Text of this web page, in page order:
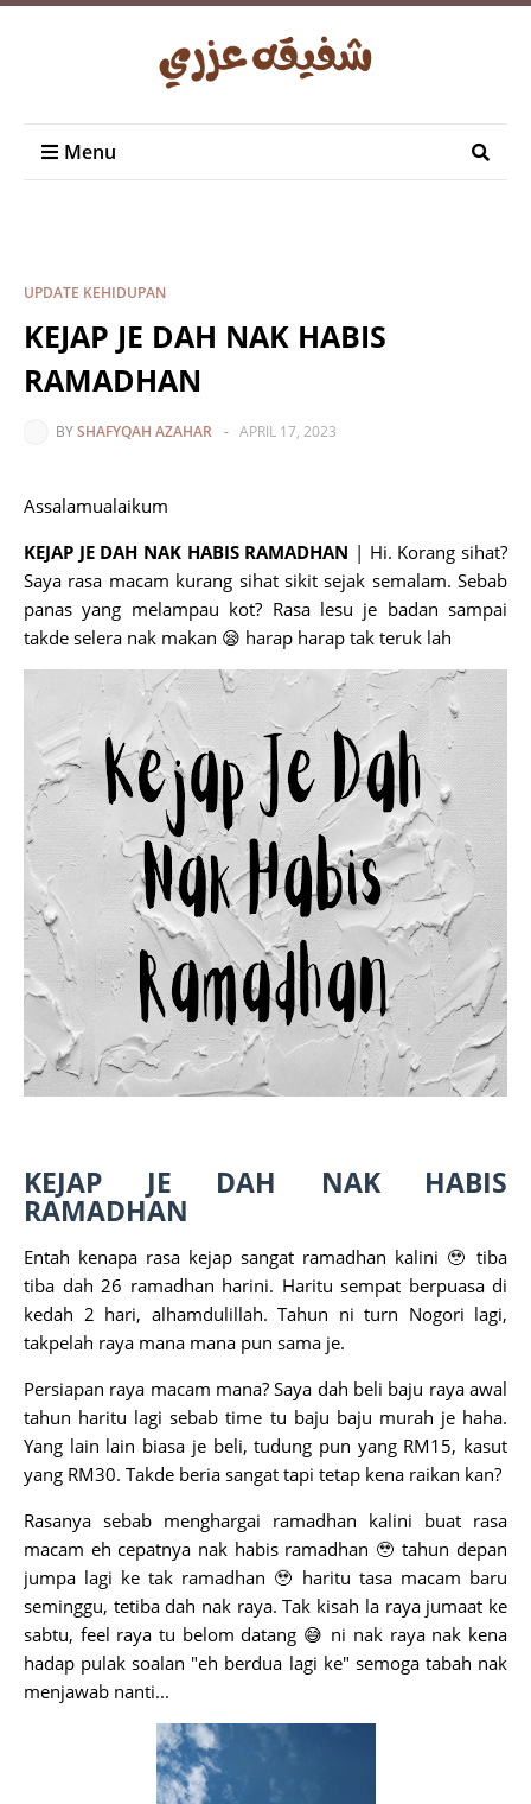
Menu
UPDATE KEHIDUPAN
KEJAP JE DAH NAK HABIS
RAMADHAN
BYSHAFYQAH AZAHAR - APRIL 17, 2023
Assalamualaikum
KEJAP JE DAH NAK HABIS RAMADHAN | Hi. Korang sihat?
Saya rasa macam kurang sihat sikit sejak semalam. Sebab
panas yang melampau kot? Rasa lesu je badan sampai
takde selera nak makan 😪 harap harap tak teruk lah
KEJAP JE DAH NAK HABIS
RAMADHAN
Entah kenapa rasa kejap sangat ramadhan kalini 🥹 tiba
tiba dah 26 ramadhan harini. Haritu sempat berpuasa di
kedah 2 hari, alhamdulillah. Tahun ni turn Nogori lagi,
takpelah raya mana mana pun sama je.
Persiapan raya macam mana? Saya dah beli baju raya awal
tahun haritu lagi sebab time tu baju baju murah je haha.
Yang lain lain biasa je beli, tudung pun yang RM15, kasut
yang RM30. Takde beria sangat tapi tetap kena raikan kan?
Rasanya sebab menghargai ramadhan kalini buat rasa
macam eh cepatnya nak habis ramadhan 🥹 tahun depan
jumpa lagi ke tak ramadhan 🥹 haritu tasa macam baru
seminggu, tetiba dah nak raya. Tak kisah la raya jumaat ke
sabtu, feel raya tu belom datang 😅 ni nak raya nak kena
hadap pulak soalan "eh berdua lagi ke" semoga tabah nak
menjawab nanti...